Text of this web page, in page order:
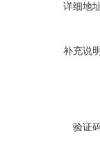
详细地
补充说
验证